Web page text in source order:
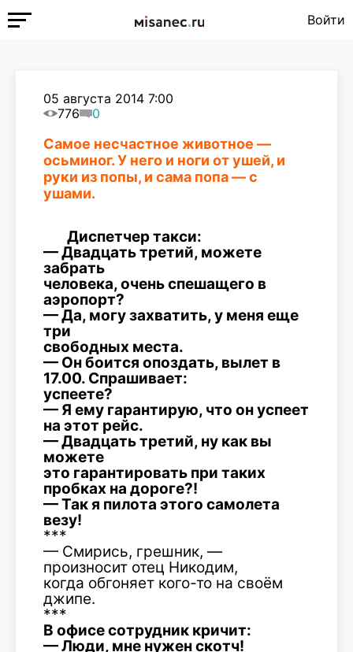
Войти
05 августа 2014 7:00
776
0
Самое несчастное животное —
осьминог. У него и ноги от ушей, и
руки из попы, и сама попа — с
ушами.
Диспетчер такси:
— Двадцать третий, можете
забрать
человека, очень спешащего в
аэропорт?
— Да, могу захватить, у меня еще
три
свободных места.
— Он боится опоздать, вылет в
17.00. Спрашивает:
успеете?
— Я ему гарантирую, что он успеет
на этот рейс.
— Двадцать третий, ну как вы
можете
это гарантировать при таких
пробках на дороге?!
— Так я пилота этого самолета
везу!
***
— Смирись, грешник, —
произносит отец Никодим,
когда обгоняет кого-то на своём
джипе.
***
В офисе сотрудник кричит:
— Люди, мне нужен скотч!